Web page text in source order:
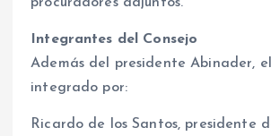
Integrantes del Consejo
Además del presidente Abinader,
integrado por:
Ricardo de los Santos, presidente